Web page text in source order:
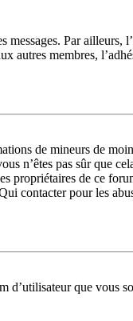
Par ailleurs,
autres membres,
de mineurs de
n’êtes pas sûr que
propriétaires de ce
contacter pour les
d’utilisateur que vous